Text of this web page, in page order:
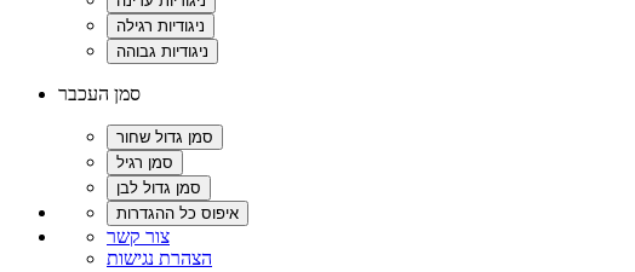
סמן העכבר
צור קשר
הצהרת נגישות